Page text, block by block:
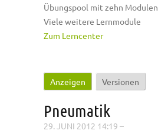
Übungspool mit zehn Modulen
Viele weitere Lernmodule
Zum Lerncenter
Haupt-Reiter
Anzeigen (aktiver Reiter)
Versionen
Pneumatik
29. JUNI 2012 14:19 –